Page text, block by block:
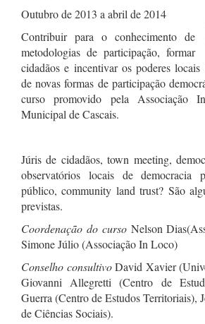
Outubro de 2013 a abril de 2014
Contribuir para o conhecimento de
metodologias de participação, formar
cidadãos e incentivar os poderes locais
de novas formas de participação
curso promovido pela Associação
Municipal de Cascais.
Júris de cidadãos, town meeting,
observatórios locais de democracia
público, community land trust? São
previstas.
Coordenação do cursoNelson
Simone Júlio (Associação In Loco)
Conselho consultivoDavid Xavier
Giovanni Allegretti (Centro de
Guerra (Centro de Estudos Territoriais),
de Ciências Sociais).